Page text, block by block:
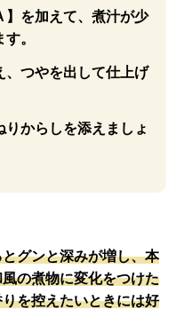
】を加えて、煮汁が少
。
、つやを出して仕上げ
りからしを添えましょ
グンと深みが増し、本
の煮物に変化をつけた
を控えたいときには好